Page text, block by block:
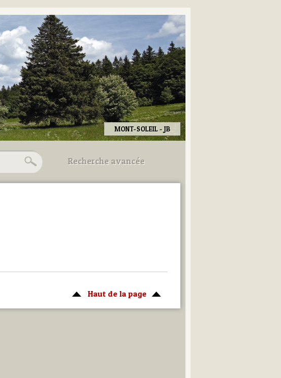
MONT-SOLEIL - JB
Recherche avancée
Utilisez les champs ci-dessous
Haut de la page